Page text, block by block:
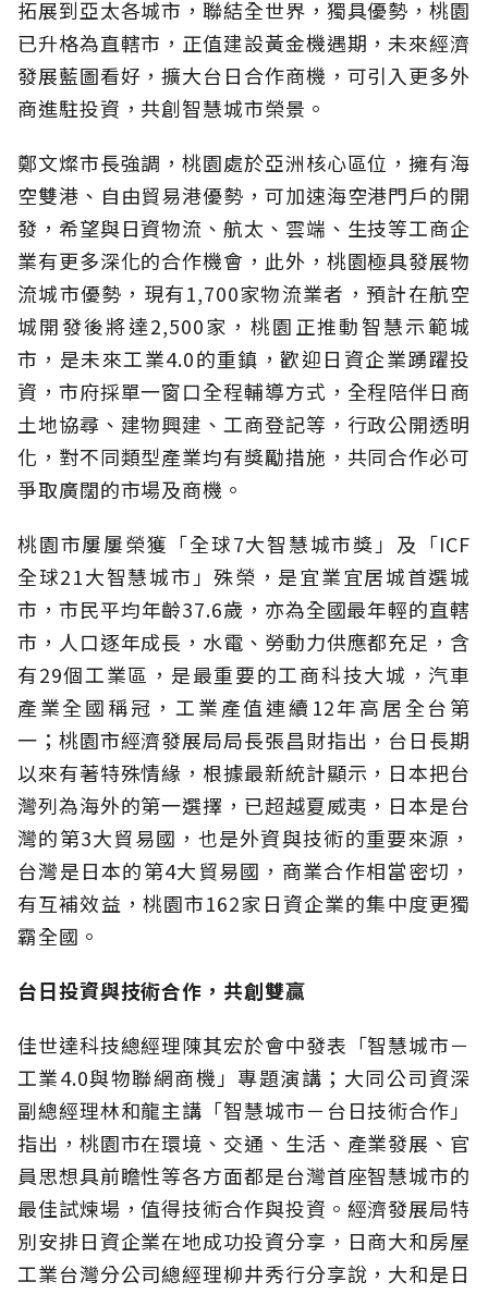
拓展到亞太各城市，聯結全世界，獨具優勢，桃園
已升格為直轄市，正值建設黃金機遇期，未來經濟
發展藍圖看好，擴大台日合作商機，可引入更多外
商進駐投資，共創智慧城市榮景。
鄭文燦市長強調，桃園處於亞洲核心區位，擁有海
空雙港、自由貿易港優勢，可加速海空港門戶的開
發，希望與日資物流、航太、雲端、生技等工商企
業有更多深化的合作機會，此外，桃園極具發展物
流城市優勢，現有1,700家物流業者，預計在航空
城開發後將達2,500家，桃園正推動智慧示範城
市，是未來工業4.0的重鎮，歡迎日資企業踴躍投
資，市府採單一窗口全程輔導方式，全程陪伴日商
土地協尋、建物興建、工商登記等，行政公開透明
化，對不同類型產業均有獎勵措施，共同合作必可
爭取廣闊的市場及商機。
桃園市屢屢榮獲「全球7大智慧城市獎」及「ICF
全球21大智慧城市」殊榮，是宜業宜居城首選城
市，市民平均年齡37.6歲，亦為全國最年輕的直轄
市，人口逐年成長，水電、勞動力供應都充足，含
有29個工業區，是最重要的工商科技大城，汽車
產業全國稱冠，工業產值連續12年高居全台第
一；桃園市經濟發展局局長張昌財指出，台日長期
以來有著特殊情緣，根據最新統計顯示，日本把台
灣列為海外的第一選擇，已超越夏威夷，日本是台
灣的第3大貿易國，也是外資與技術的重要來源，
台灣是日本的第4大貿易國，商業合作相當密切，
有互補效益，桃園市162家日資企業的集中度更獨
霸全國。
台日投資與技術合作，共創雙贏
佳世達科技總經理陳其宏於會中發表「智慧城市－
工業4.0與物聯網商機」專題演講；大同公司資深
副總經理林和龍主講「智慧城市－台日技術合作」
指出，桃園市在環境、交通、生活、產業發展、官
員思想具前瞻性等各方面都是台灣首座智慧城市的
最佳試煉場，值得技術合作與投資。經濟發展局特
別安排日資企業在地成功投資分享，日商大和房屋
工業台灣分公司總經理柳井秀行分享說，大和是日